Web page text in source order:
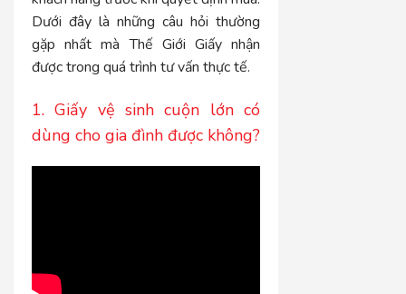
Dưới đây là những câu hỏi thường
gặp nhất mà Thế Giới Giấy nhận
được trong quá trình tư vấn thực tế.
1. Giấy vệ sinh cuộn lớn có
dùng cho gia đình được không?